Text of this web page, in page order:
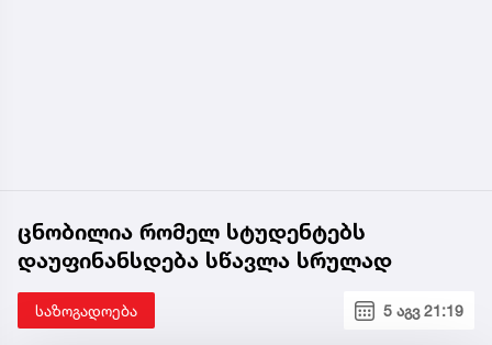
ცნობილია რომელ სტუდენტებს
დაუფინანსდება სწავლა სრულად
საზოგადოება 5 აგვ 21:19